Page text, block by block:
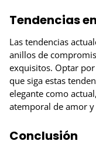
Tendencias
Las tendencias
anillos de
exquisitos. Optar
que siga estas
elegante como
atemporal de amor
Conclusión